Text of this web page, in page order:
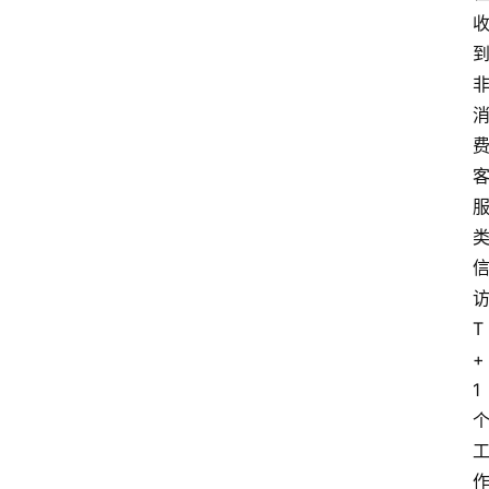
收
到
非
消
费
客
服
类
信
访
T
+
1
个
工
作